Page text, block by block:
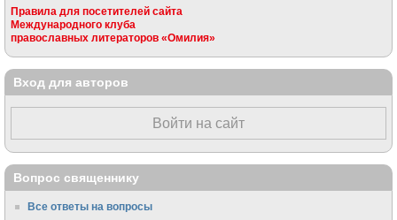
Правила для посетителей сайта
Международного клуба
православных литераторов «Омилия»
Вход для авторов
Войти на сайт
Вопрос священнику
Все ответы на вопросы